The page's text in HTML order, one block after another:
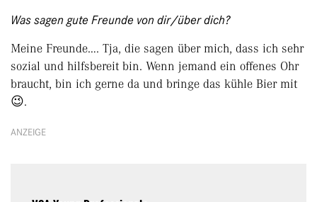
Was sagen gute Freunde von dir/über dich?
Meine Freunde…. Tja, die sagen über mich, dass ich sehr
sozial und hilfsbereit bin. Wenn jemand ein offenes Ohr
braucht, bin ich gerne da und bringe das kühle Bier mit
😉.
ANZEIGE